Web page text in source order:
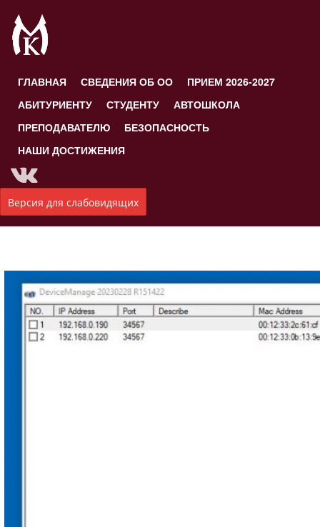
ГЛАВНАЯ СВЕДЕНИЯ ОБ ОО
ПРИЕМ 2026-2027
АБИТУРИЕНТУ
СТУДЕНТУ
АВТОШКОЛА
ПРЕПОДАВАТЕЛЮ
БЕЗОПАСНОСТЬ
НАШИ ДОСТИЖЕНИЯ
Версия для слабовидящих